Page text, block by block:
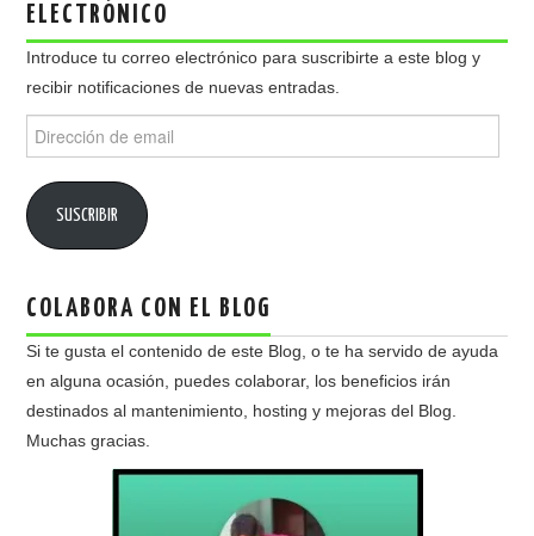
ELECTRÓNICO
Introduce tu correo electrónico para suscribirte a este blog y
recibir notificaciones de nuevas entradas.
de
SUSCRIBIR
COLABORA CON EL BLOG
Si te gusta el contenido de este Blog, o te ha servido de ayuda
en alguna ocasión, puedes colaborar, los beneficios irán
destinados al mantenimiento, hosting y mejoras del Blog.
Muchas gracias.